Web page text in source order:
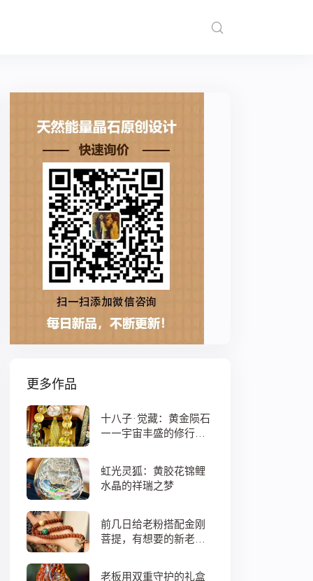
更多作品
十八子·觉藏：黄金陨石
——宇宙丰盛的修行之
虹光灵狐：黄胶花锦鲤
水晶的祥瑞之梦
前几日给老粉搭配金刚
菩提，有想要的新老
老板用双重守护的礼盒